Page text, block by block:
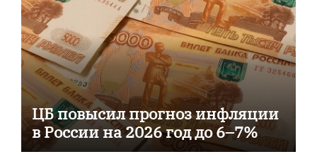
ЦБ повысил прогноз инфляции
в России на 2026 год до 6–7%